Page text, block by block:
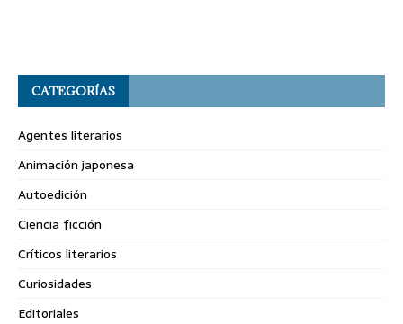
CATEGORÍAS
Agentes literarios
Animación japonesa
Autoedición
Ciencia ficción
Críticos literarios
Curiosidades
Editoriales